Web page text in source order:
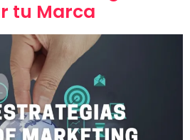
tu Marca